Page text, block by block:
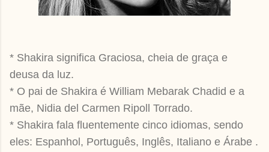
* Shakira significa Graciosa, cheia de graça e
deusa da luz.
* O pai de Shakira é William Mebarak Chadid e a
mãe, Nidia del Carmen Ripoll Torrado.
* Shakira fala fluentemente cinco idiomas, sendo
eles: Espanhol, Português, Inglês, Italiano e Árabe .